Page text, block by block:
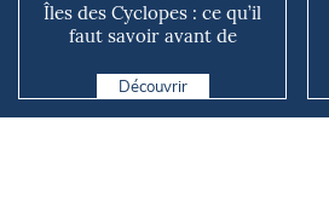
Îles des Cyclopes : ce qu’il
faut savoir avant de
Découvrir